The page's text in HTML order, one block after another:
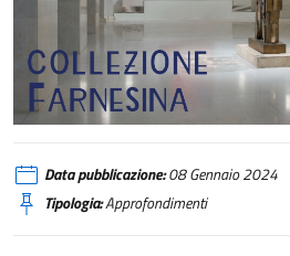
Collezione Farnesina
Data pubblicazione:08 Gennaio 2024
Tipologia:Approfondimenti